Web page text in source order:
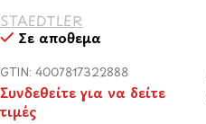
STAEDTLER
Σε απόθεμα
GTIN: 4007817322888
Συνδεθείτε για να δείτε
τιμές